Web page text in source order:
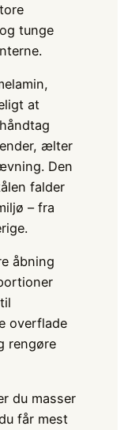
tunge
at
ælter
Den
falder
– fra
åbning
overflade
rengøre
du masser
får mest